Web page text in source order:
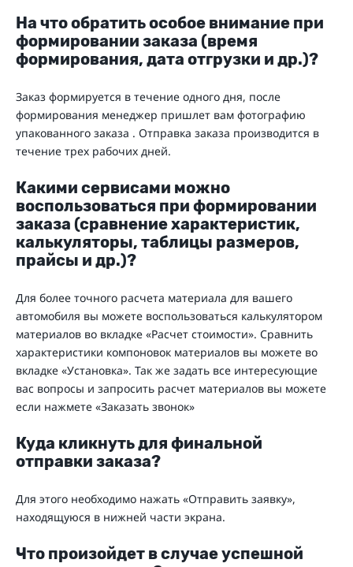
На что обратить особое внимание при
формировании заказа (время
формирования, дата отгрузки и др.)?
Заказ формируется в течение одного дня, после
формирования менеджер пришлет вам фотографию
упакованного заказа . Отправка заказа производится в
течение трех рабочих дней.
Какими сервисами можно
воспользоваться при формировании
заказа (сравнение характеристик,
калькуляторы, таблицы размеров,
прайсы и др.)?
Для более точного расчета материала для вашего
автомобиля вы можете воспользоваться калькулятором
материалов во вкладке «Расчет стоимости». Сравнить
характеристики компоновок материалов вы можете во
вкладке «Установка». Так же задать все интересующие
вас вопросы и запросить расчет материалов вы можете
если нажмете «Заказать звонок»
Куда кликнуть для финальной
отправки заказа?
Для этого необходимо нажать «Отправить заявку»,
находящуюся в нижней части экрана.
Что произойдет в случае успешной